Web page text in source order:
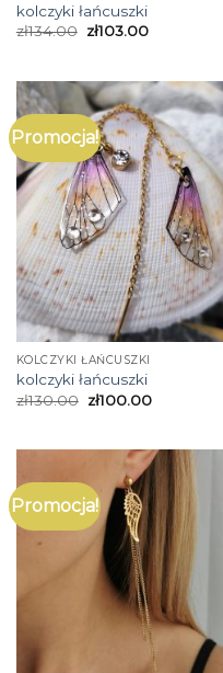
kolczyki łańcuszki
zł134.00 zł103.00
Promocja!
KOLCZYKI ŁAŃCUSZKI
kolczyki łańcuszki
zł130.00 zł100.00
Promocja!